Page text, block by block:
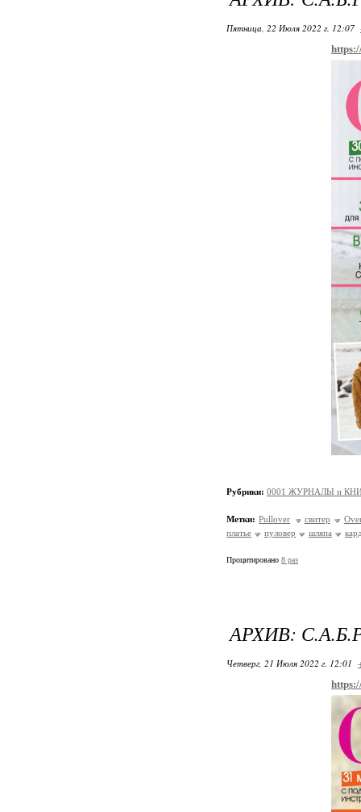
Пятница, 22 Июля 2022 г. 12:07
Рубрики: 0001 ЖУРНАЛЫ и
Метки: Pullover свитер
платье
пуловер шляпа
Процитировано 8 раз
АРХИВ:
Четверг, 21 Июля 2022 г. 12:01